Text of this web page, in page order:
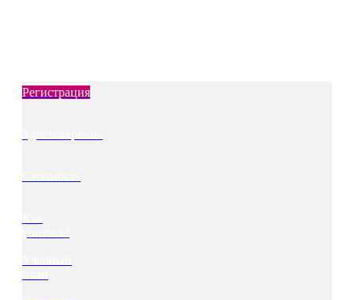
Регистрация